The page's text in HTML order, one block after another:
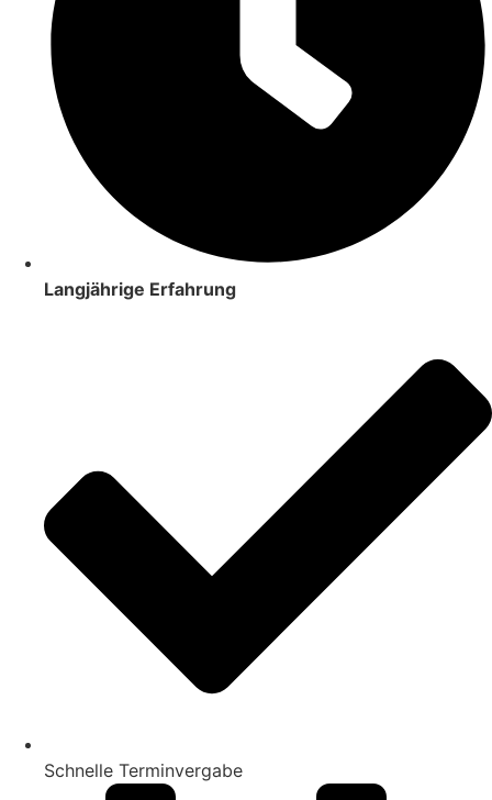
Langjährige Erfahrung
Schnelle Terminvergabe